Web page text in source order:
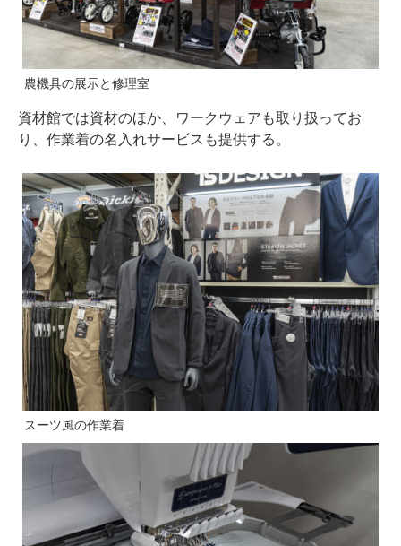
農機具の展示と修理室
資材館では資材のほか、ワークウェアも取り扱ってお
り、作業着の名⼊れサービスも提供する。
スーツ風の作業着